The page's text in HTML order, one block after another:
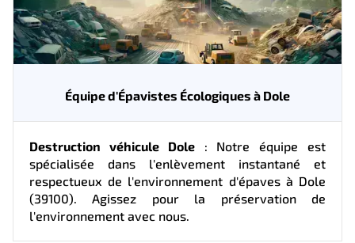
Équipe d'Épavistes Écologiques à Dole
Destruction véhicule Dole: Notre équipe est
spécialisée dans l'enlèvement instantané et
respectueux de l'environnement d'épaves à Dole
(39100). Agissez pour la préservation de
l'environnement avec nous.